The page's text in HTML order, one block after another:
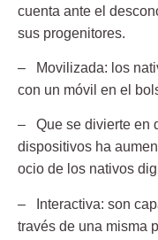
cuenta ante el
sus progenitores.
– Movilizada: los
con un móvil en el
– Que se divierte en
dispositivos ha
ocio de los nativos
– Interactiva: son
través de una misma